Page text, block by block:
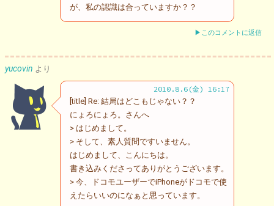
が、私の認識は合っていますか？？
▶このコメントに返信
yucovin より
2010.8.6(金) 16:17
[title] Re: 結局はどこもじゃない？？
にょろにょろ。さんへ
> はじめまして。
> そして、素人質問ですいません。
はじめまして、こんにちは。
書き込みくださってありがとうございます。
> 今、ドコモユーザーでiPhoneがドコモで使
えたらいいのになぁと思っています。